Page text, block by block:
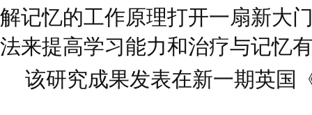
解记忆的工作原理打开一扇新大
法来提高学习能力和治疗与记忆
该研究成果发表在新一期英国